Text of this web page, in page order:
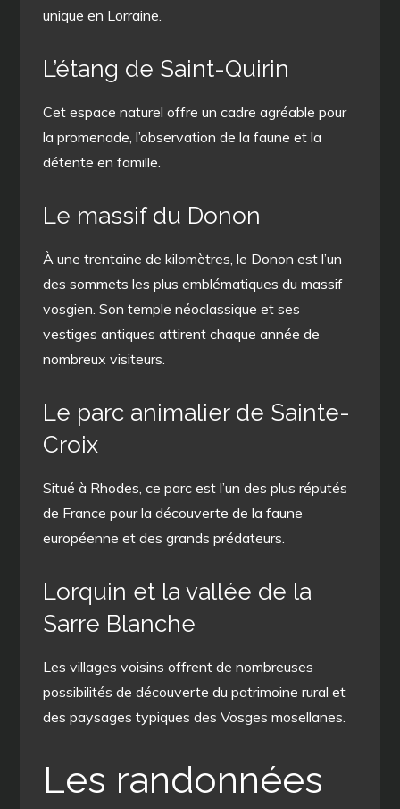
unique en Lorraine.
L’étang de Saint-Quirin
Cet espace naturel offre un cadre agréable pour
la promenade, l’observation de la faune et la
détente en famille.
Le massif du Donon
À une trentaine de kilomètres, le Donon est l’un
des sommets les plus emblématiques du massif
vosgien. Son temple néoclassique et ses
vestiges antiques attirent chaque année de
nombreux visiteurs.
Le parc animalier de Sainte-
Croix
Situé à Rhodes, ce parc est l’un des plus réputés
de France pour la découverte de la faune
européenne et des grands prédateurs.
Lorquin et la vallée de la
Sarre Blanche
Les villages voisins offrent de nombreuses
possibilités de découverte du patrimoine rural et
des paysages typiques des Vosges mosellanes.
Les randonnées